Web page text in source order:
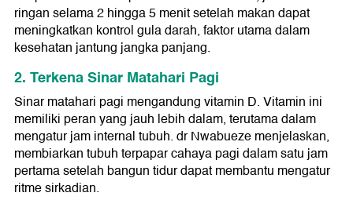
ringan selama 2 hingga 5 menit setelah makan dapat
meningkatkan kontrol gula darah, faktor utama dalam
kesehatan jantung jangka panjang.
2. Terkena Sinar Matahari Pagi
Sinar matahari pagi mengandung vitamin D. Vitamin ini
memiliki peran yang jauh lebih dalam, terutama dalam
mengatur jam internal tubuh. dr Nwabueze menjelaskan,
membiarkan tubuh terpapar cahaya pagi dalam satu jam
pertama setelah bangun tidur dapat membantu mengatur
ritme sirkadian.